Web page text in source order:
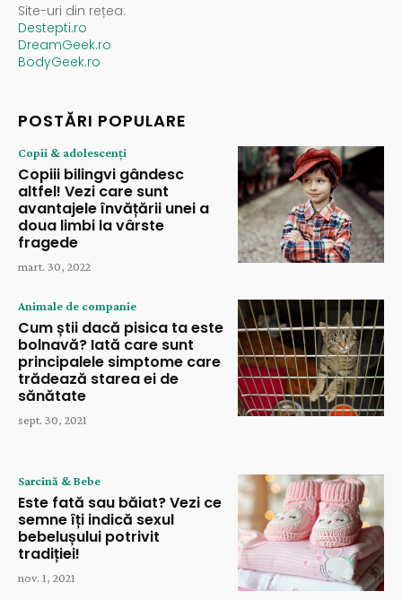
Site-uri din rețea:
Destepti.ro
DreamGeek.ro
BodyGeek.ro
POSTĂRI POPULARE
Copii & adolescenți
Copiii bilingvi gândesc
altfel! Vezi care sunt
avantajele învățării unei a
doua limbi la vârste
fragede
mart. 30, 2022
Animale de companie
Cum știi dacă pisica ta este
bolnavă? Iată care sunt
principalele simptome care
trădează starea ei de
sănătate
sept. 30, 2021
Sarcină & Bebe
Este fată sau băiat? Vezi ce
semne îți indică sexul
bebelușului potrivit
tradiției!
nov. 1, 2021